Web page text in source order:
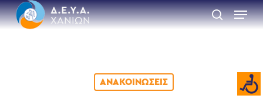
Skip
to
main
search
Menu
ΑΝΑΚΟΙΝΏΣΕΙΣ